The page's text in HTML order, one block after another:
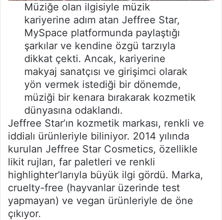
Müziğe olan ilgisiyle müzik
kariyerine adım atan Jeffree Star,
MySpace platformunda paylaştığı
şarkılar ve kendine özgü tarzıyla
dikkat çekti. Ancak, kariyerine
makyaj sanatçısı ve girişimci olarak
yön vermek istediği bir dönemde,
müziği bir kenara bırakarak kozmetik
dünyasına odaklandı.
Jeffree Star’ın kozmetik markası, renkli ve
iddialı ürünleriyle biliniyor. 2014 yılında
kurulan Jeffree Star Cosmetics, özellikle
likit rujları, far paletleri ve renkli
highlighter’larıyla büyük ilgi gördü. Marka,
cruelty-free (hayvanlar üzerinde test
yapmayan) ve vegan ürünleriyle de öne
çıkıyor.